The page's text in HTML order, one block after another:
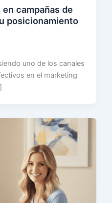
campañas de
posicionamiento
uno de los canales
en el marketing